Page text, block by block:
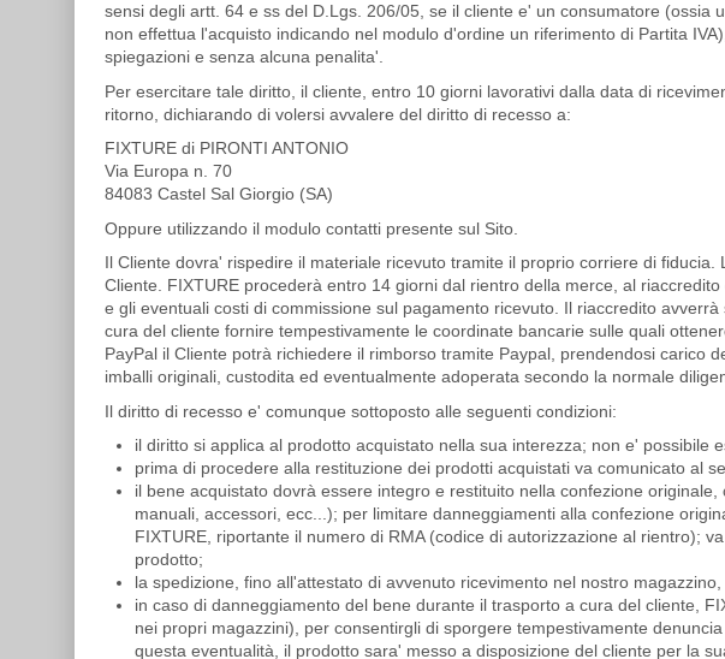
sensi degli artt. 64 e ss del D.Lgs. 206/05, se il cliente e' un consumatore
non effettua l'acquisto indicando nel modulo d'ordine un riferimento di Partita
spiegazioni e senza alcuna penalita'.
Per esercitare tale diritto, il cliente, entro 10 giorni lavorativi dalla data di
ritorno, dichiarando di volersi avvalere del diritto di recesso a:
FIXTURE di PIRONTI ANTONIO
Via Europa n. 70
84083 Castel Sal Giorgio (SA)
Oppure utilizzando il modulo contatti presente sul Sito.
Il Cliente dovra' rispedire il materiale ricevuto tramite il proprio corriere di fiducia.
Cliente
FIXTURE procederà entro 14 giorni dal rientro della merce, al
e gli eventuali costi di commissione sul pagamento ricevuto. Il riaccredito
cura del cliente fornire tempestivamente le coordinate bancarie sulle quali
PayPal il Cliente potrà richiedere il rimborso tramite Paypal, prendendosi
imballi originali, custodita ed eventualmente adoperata secondo la normale
Il diritto di recesso e' comunque sottoposto alle seguenti condizioni:
il diritto si applica al prodotto acquistato nella sua interezza; non e'
prima di procedere alla restituzione dei prodotti acquistati va comunicato al
il bene acquistato dovrà essere integro e restituito nella confezione
manuali, accessori, ecc...); per limitare danneggiamenti alla confezione
FIXTURE, riportante il numero di RMA (codice di autorizzazione al rientro);
prodotto;
la spedizione, fino all'attestato di avvenuto ricevimento nel nostro
in caso di danneggiamento del bene durante il trasporto a cura del cliente,
nei propri magazzini), per consentirgli di sporgere tempestivamente
questa eventualità, il prodotto sara' messo a disposizione del cliente per la